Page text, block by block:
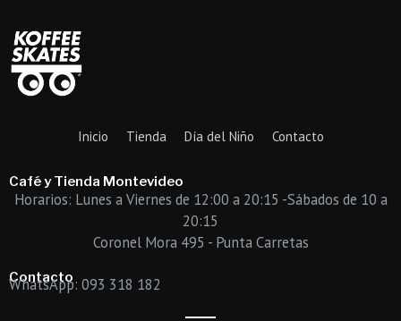
Inicio Tienda Día del Niño Contacto
Café y Tienda Montevideo
Horarios: Lunes a Viernes de 12:00 a 20:15 -Sábados de 10 a
20:15
Coronel Mora 495 - Punta Carretas
Contacto
WhatsApp: 093 318 182